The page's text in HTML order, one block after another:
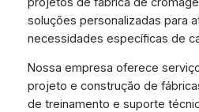
soluções personalizadas para
necessidades específicas de
Nossa empresa oferece
projeto e construção de
de treinamento e suporte